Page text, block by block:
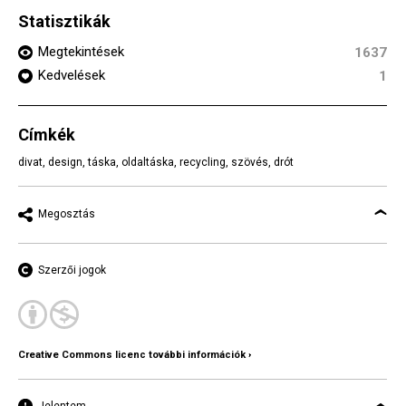
Statisztikák
Megtekintések
1637
Kedvelések
1
Címkék
divat, design,táska, oldaltáska, recycling, szövés, drót
Megosztás
Szerzői jogok
Creative Commons licenc további információk ›